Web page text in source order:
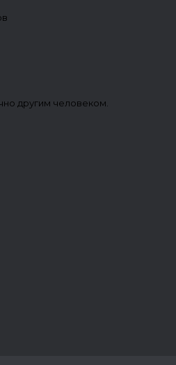
другим человеком.